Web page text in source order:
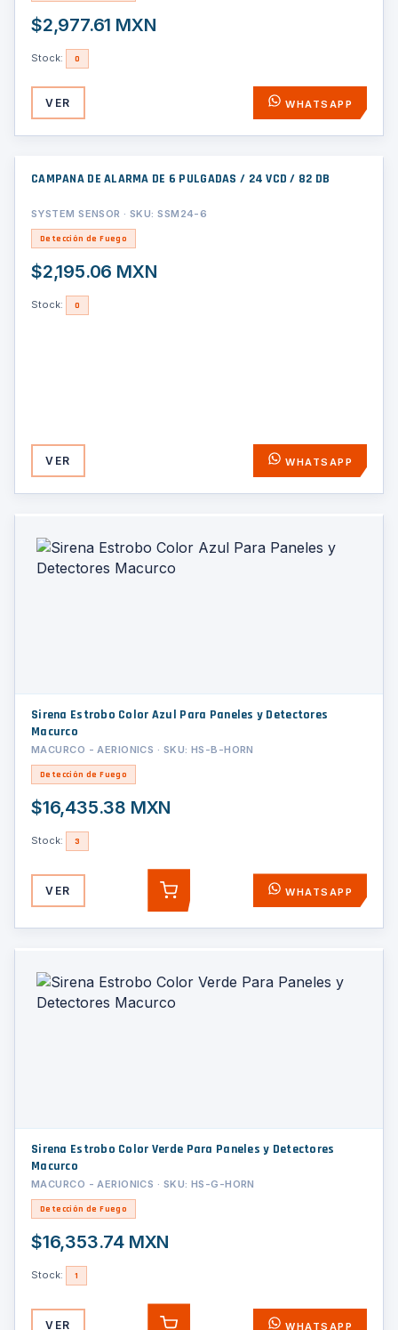
$2,977.61 MXN
Stock: 0
VER WHATSAPP
CAMPANA DE ALARMA DE 6 PULGADAS / 24 VCD / 82 DB
SYSTEM SENSOR · SKU: SSM24-6
Detección de Fuego
$2,195.06 MXN
Stock: 0
VER WHATSAPP
Sirena Estrobo Color Azul Para Paneles y Detectores
Macurco
MACURCO - AERIONICS · SKU: HS-B-HORN
Detección de Fuego
$16,435.38 MXN
Stock: 3
VER AGREGAR WHATSAPP
Sirena Estrobo Color Verde Para Paneles y Detectores
Macurco
MACURCO - AERIONICS · SKU: HS-G-HORN
Detección de Fuego
$16,353.74 MXN
Stock: 1
VER WHATSAPP